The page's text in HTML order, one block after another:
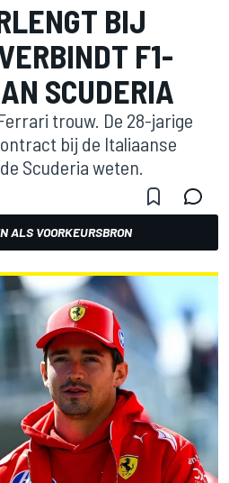
BIJ
F1-
SCUDERIA
trouw. De 28-jarige
bij de Italiaanse
Scuderia weten.
ALS VOORKEURSBRON